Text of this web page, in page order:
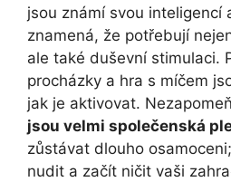
jsou známí svou inteligencí
znamená, že potřebují
ale také duševní stimulaci.
procházky a hra s míčem
jak je aktivovat.
jsou velmi společenská
zůstávat dlouho
nudit a začít ničit vaši